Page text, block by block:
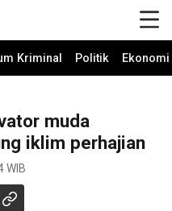
Kriminal Politik
muda
iklim perhajian
WIB